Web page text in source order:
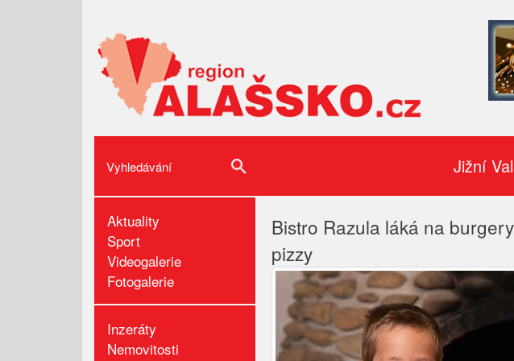
Jižní
Aktuality
Sport
Videogalerie
Fotogalerie
Inzeráty
Nemovitosti
Bistro Razula láká na
pizzy